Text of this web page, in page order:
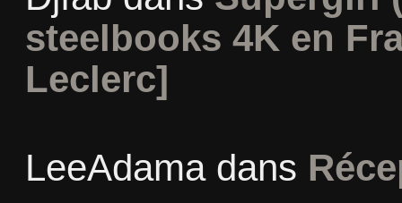
steelbooks 4K en
Leclerc]
LeeAdamadans